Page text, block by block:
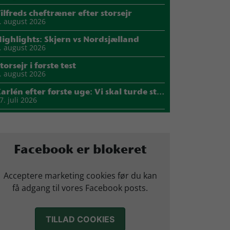
cheftræner efter storsejr
august 2026
Skjern vs Nordsjælland
august 2026
i første test
august 2026
Carlén efter første uge: Vi skal turde stille krav til hinanden
juli 2026
17. juli 2026
Marius Nørsøller udlejes til HØJ Elite
14. juli 2026
Facebook er blokeret
Acceptere marketing cookies før du kan
få adgang til vores Facebook posts.
TILLAD COOKIES